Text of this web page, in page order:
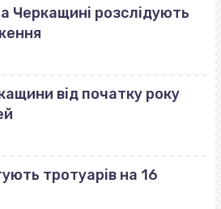
Черкащині розслідують
від початку року
тротуарів на 16